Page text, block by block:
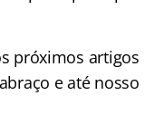
próximos artigos
e até nosso